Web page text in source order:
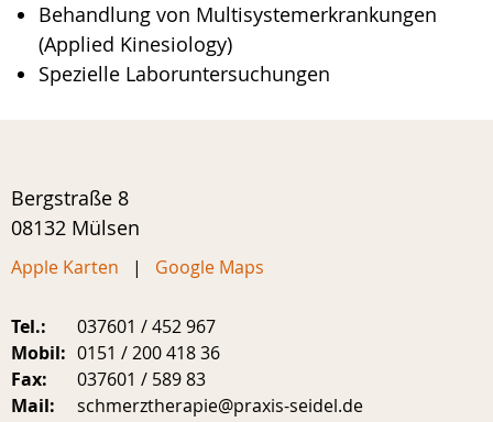
Behandlung von Multisystemerkrankungen
(Applied Kinesiology)
Spezielle Laboruntersuchungen
Bergstraße 8
08132 Mülsen
Apple Karten | Google Maps
Tel.:
Mobil:
Fax:
Mail:
037601 / 452 967
0151 / 200 418 36
037601 / 589 83
schmerztherapie@praxis-seidel.de